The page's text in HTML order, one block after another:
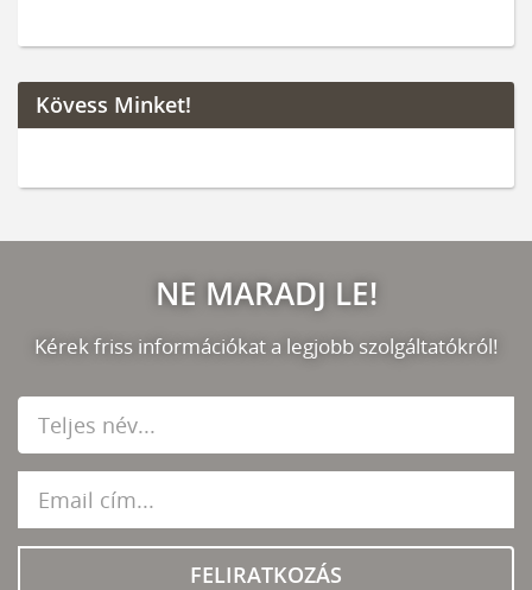
Kövess Minket!
NE MARADJ LE!
Kérek friss információkat a legjobb szolgáltatókról!
FELIRATKOZÁS